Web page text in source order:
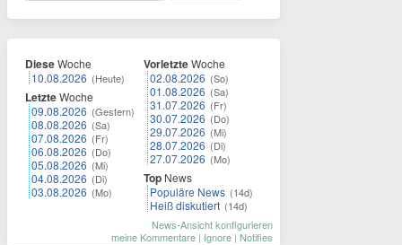
DieseWoche
10.08.2026 (Heute)
LetzteWoche
09.08.2026 (Gestern)
08.08.2026 (Sa)
07.08.2026 (Fr)
06.08.2026 (Do)
05.08.2026 (Mi)
04.08.2026 (Di)
03.08.2026 (Mo)
VorletzteWoche
02.08.2026 (So)
01.08.2026 (Sa)
31.07.2026 (Fr)
30.07.2026 (Do)
29.07.2026 (Mi)
28.07.2026 (Di)
27.07.2026 (Mo)
Top News
Populäre News (14d)
Heiß diskutiert (14d)
News-Ansicht konfigurieren
meine Kommentare | Ignore | Notifies